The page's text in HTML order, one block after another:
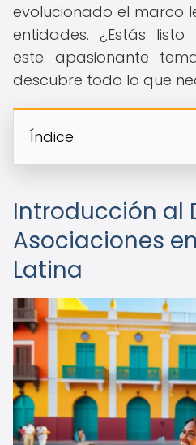
evolucionado el marco
entidades. ¿Estás
este apasionante
descubre todo lo que
Índice
Introducción al
Asociaciones
Latina